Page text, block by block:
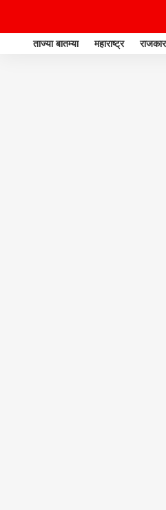
ताज्या बातम्या महाराष्ट्र